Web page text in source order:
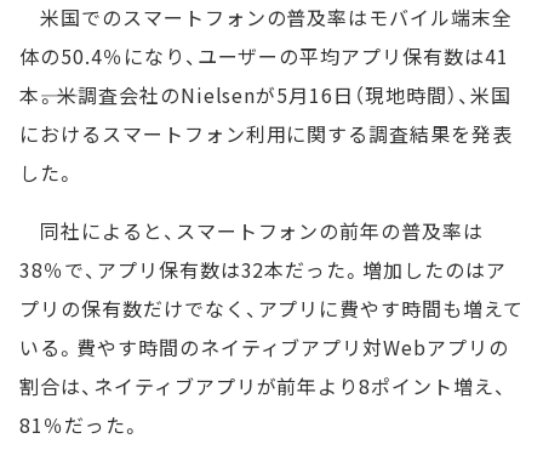
米国でのスマートフォンの普及率はモバイル端末全
体の50.4％になり、ユーザーの平均アプリ保有数は41
本――。米調査会社のNielsenが5月16日（現地時間）、米国
におけるスマートフォン利用に関する調査結果を発表
した。
同社によると、スマートフォンの前年の普及率は
38％で、アプリ保有数は32本だった。増加したのはア
プリの保有数だけでなく、アプリに費やす時間も増えて
いる。費やす時間のネイティブアプリ対Webアプリの
割合は、ネイティブアプリが前年より8ポイント増え、
81％だった。